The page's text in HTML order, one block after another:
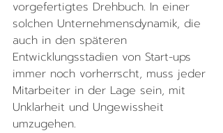
vorgefertigtes Drehbuch. In einer
solchen Unternehmensdynamik, die
auch in den späteren
Entwicklungsstadien von Start-ups
immer noch vorherrscht, muss jeder
Mitarbeiter in der Lage sein, mit
Unklarheit und Ungewissheit
umzugehen.